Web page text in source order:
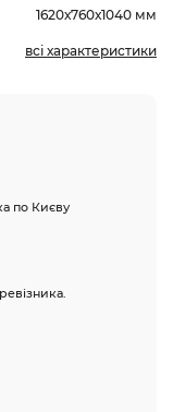
1620х760х1040 мм
всі характеристики
по Києву